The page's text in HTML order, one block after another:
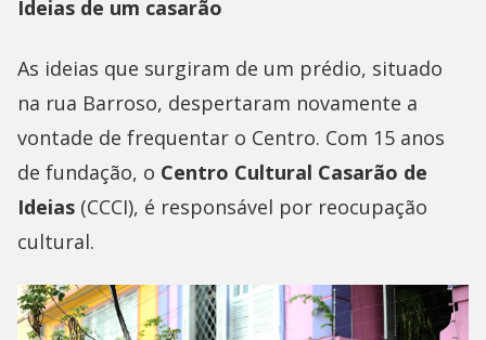
Ideias de um casarão
As ideias que surgiram de um prédio, situado
na rua Barroso, despertaram novamente a
vontade de frequentar o Centro. Com 15 anos
de fundação, o Centro Cultural Casarão de
Ideias (CCCI), é responsável por reocupação
cultural.